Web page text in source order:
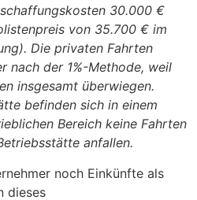
30.000 €
von 35.700 € im
Die privaten Fahrten
nach der 1%-Methode, weil
insgesamt überwiegen.
befinden sich in einem
Bereich keine Fahrten
anfallen.
noch Einkünfte als
dieses